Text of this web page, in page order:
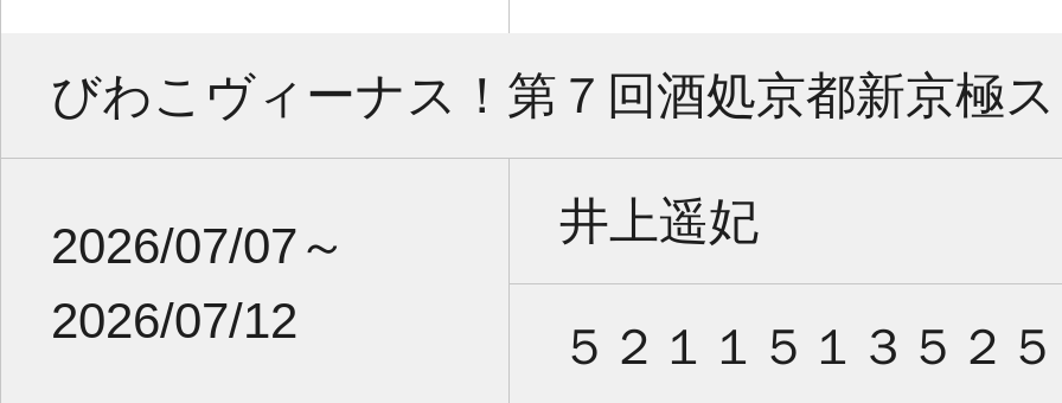
びわこヴィーナス！第７回酒処京都新京極
2026/07/07～
2026/07/12
井上遥妃
５２１１５１３５２